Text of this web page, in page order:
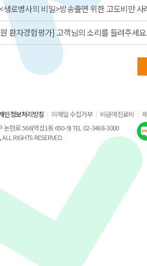
생로병사의 비밀>방송출연 위한 고도비만
환자경험평가] 고객님의 소리를 들려주세
인정보처리방침 이메일 수집거부 비급여진료비
논현로 566(역삼1동 650-9) TEL 02-3468-3000
RIGHTS RESERVED.